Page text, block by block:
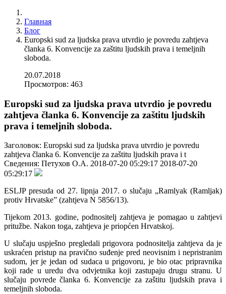
Главная
Блог
Europski sud za ljudska prava utvrdio je povredu zahtjeva
članka 6. Konvencije za zaštitu ljudskih prava i temeljnih
sloboda.
20.07.2018
Просмотров: 463
Europski sud za ljudska prava utvrdio je povredu
zahtjeva članka 6. Konvencije za zaštitu ljudskih
prava i temeljnih sloboda.
Заголовок: Europski sud za ljudska prava utvrdio je povredu
zahtjeva članka 6. Konvencije za zaštitu ljudskih prava i t
Сведения: Петухов О.А. 2018-07-20 05:29:17 2018-07-20
05:29:17
ESLJP presuda od 27. lipnja 2017. o slučaju „Ramlyak (Ramljak)
protiv Hrvatske” (zahtjeva N 5856/13).
Tijekom 2013. godine, podnositelj zahtjeva je pomagao u zahtjevi
pritužbe. Nakon toga, zahtjeva je priopćen Hrvatskoj.
U slučaju uspješno pregledali prigovora podnositelja zahtjeva da je
uskraćen pristup na pravično suđenje pred neovisnim i nepristranim
sudom, jer je jedan od sudaca u prigovoru, je bio otac pripravnika
koji rade u uredu dva odvjetnika koji zastupaju drugu stranu. U
slučaju povrede članka 6. Konvencije za zaštitu ljudskih prava i
temeljnih sloboda.